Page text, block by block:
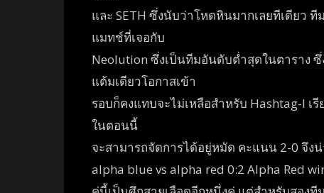
และ SETH ซึ่งนับว่าโหดหินมากเลยทีเดียว
แมทช์ที่เจอกับ
Neolution ซึ่งเป็นทีมอันดับต่ำสุดในตาราง ซึ่
แต้มเดียวโอกาสเข้า
รอบก็คงแทบจะไม่เหลือสำหรับ Hashtag-I
ในตอนนี้
จะสามารถจัดการได้อยู่หมัด คะแนน 2-0 จึง
alpha blue vs alpha red 0:2 Alpha Red